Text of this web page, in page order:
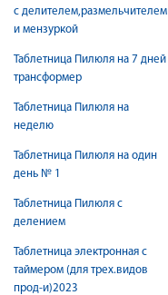
с делителем,размельчителем
и мензуркой
Таблетница Пилюля на 7 дней
трансформер
Таблетница Пилюля на
неделю
Таблетница Пилюля на один
день № 1
Таблетница Пилюля с
делением
Таблетница электронная с
таймером (для трех.видов
прод-и)2023